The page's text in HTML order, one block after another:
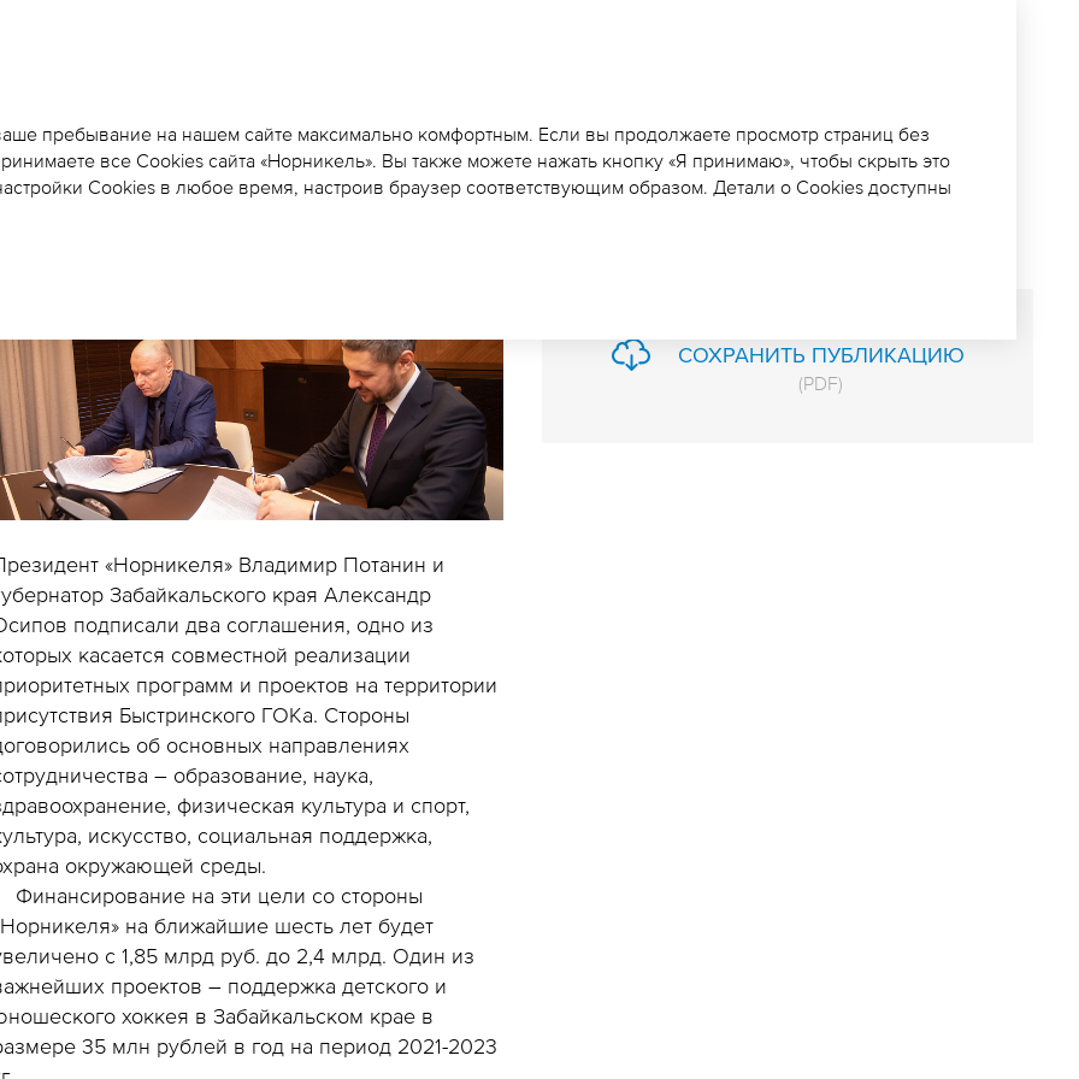
ПРИОРИТЕТНЫХ
ЗАБАЙКАЛЬСКОГО КРАЯ
«Норникеля» Владимир Потанин и
Забайкальского края Александр
подписали два соглашения, одно из
касается совместной реализации
программ и проектов на территории
Быстринского ГОКа. Стороны
об основных направлениях
– образование, наука,
физическая культура и спорт,
искусство, социальная поддержка,
окружающей среды.
на эти цели со стороны
на ближайшие шесть лет будет
с 1,85 млрд руб. до 2,4 млрд. Один из
проектов – поддержка детского и
хоккея в Забайкальском крае в
35 млн рублей в год на период 2021-2023
СОХРАНИТЬ ПУБЛИКАЦИЮ
(PDF)
пребывание на нашем сайте максимально комфортным. Если вы продолжаете просмотр страниц без
все Cookies сайта «Норникель». Вы также можете нажать кнопку «Я принимаю», чтобы скрыть это
Cookies в любое время, настроив браузер соответствующим образом. Детали о Cookies доступны